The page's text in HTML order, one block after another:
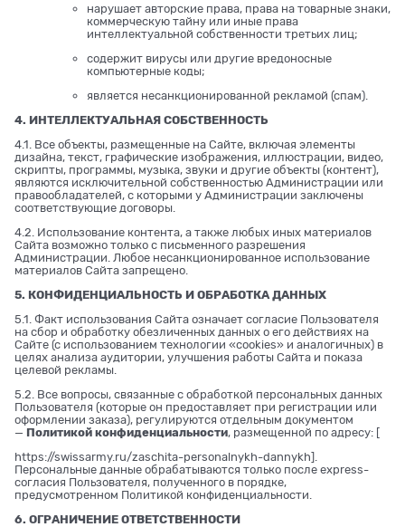
нарушает авторские права, права на товарные знаки,
коммерческую тайну или иные права
интеллектуальной собственности третьих лиц;
содержит вирусы или другие вредоносные
компьютерные коды;
является несанкционированной рекламой (спам).
4. ИНТЕЛЛЕКТУАЛЬНАЯ СОБСТВЕННОСТЬ
4.1. Все объекты, размещенные на Сайте, включая элементы
дизайна, текст, графические изображения, иллюстрации, видео,
скрипты, программы, музыка, звуки и другие объекты (контент),
являются исключительной собственностью Администрации или
правообладателей, с которыми у Администрации заключены
соответствующие договоры.
4.2. Использование контента, а также любых иных материалов
Сайта возможно только с письменного разрешения
Администрации. Любое несанкционированное использование
материалов Сайта запрещено.
5. КОНФИДЕНЦИАЛЬНОСТЬ И ОБРАБОТКА ДАННЫХ
5.1. Факт использования Сайта означает согласие Пользователя
на сбор и обработку обезличенных данных о его действиях на
Сайте (с использованием технологии «cookies» и аналогичных) в
целях анализа аудитории, улучшения работы Сайта и показа
целевой рекламы.
5.2. Все вопросы, связанные с обработкой персональных данных
Пользователя (которые он предоставляет при регистрации или
оформлении заказа), регулируются отдельным документом
— Политикой конфиденциальности, размещенной по адресу: [
https://swissarmy.ru/zaschita-personalnykh-dannykh].
Персональные данные обрабатываются только после express-
согласия Пользователя, полученного в порядке,
предусмотренном Политикой конфиденциальности.
6. ОГРАНИЧЕНИЕ ОТВЕТСТВЕННОСТИ